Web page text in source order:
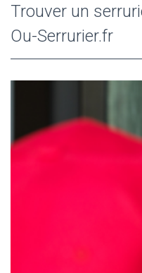
Trouver un
Ou-Serrurier.fr